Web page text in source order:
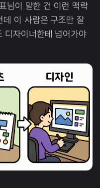
님이 말한 건 이런 맥락
이 사람은 구조만 잘
디자이너한테 넘어가야